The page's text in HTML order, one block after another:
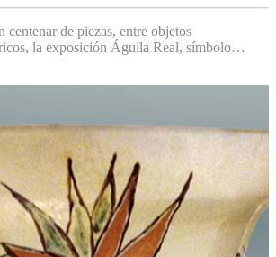
centenar de piezas, entre objetos
la exposición Águila Real, símbolo…